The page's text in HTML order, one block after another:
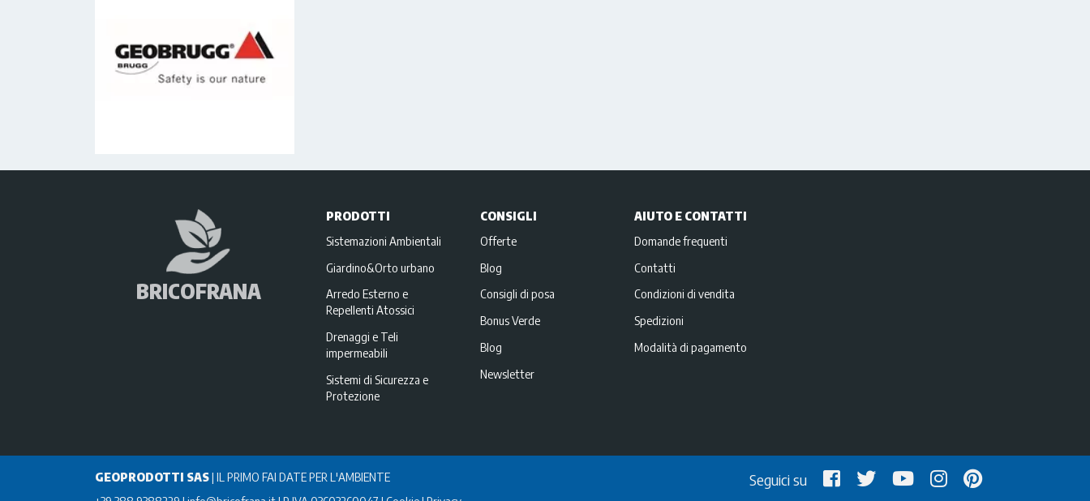
BRICOFRANA
PRODOTTI
Sistemazioni Ambientali
Giardino&Orto urbano
Arredo Esterno e
Repellenti Atossici
Drenaggi e Teli
impermeabili
Sistemi di Sicurezza e
Protezione
CONSIGLI
Offerte
Blog
Consigli di posa
Bonus Verde
Blog
Newsletter
AIUTO E CONTATTI
Domande frequenti
Contatti
Condizioni di vendita
Spedizioni
Modalità di pagamento
GEOPRODOTTI SAS| IL PRIMO FAI DATE PER L'AMBIENTE
Seguici su